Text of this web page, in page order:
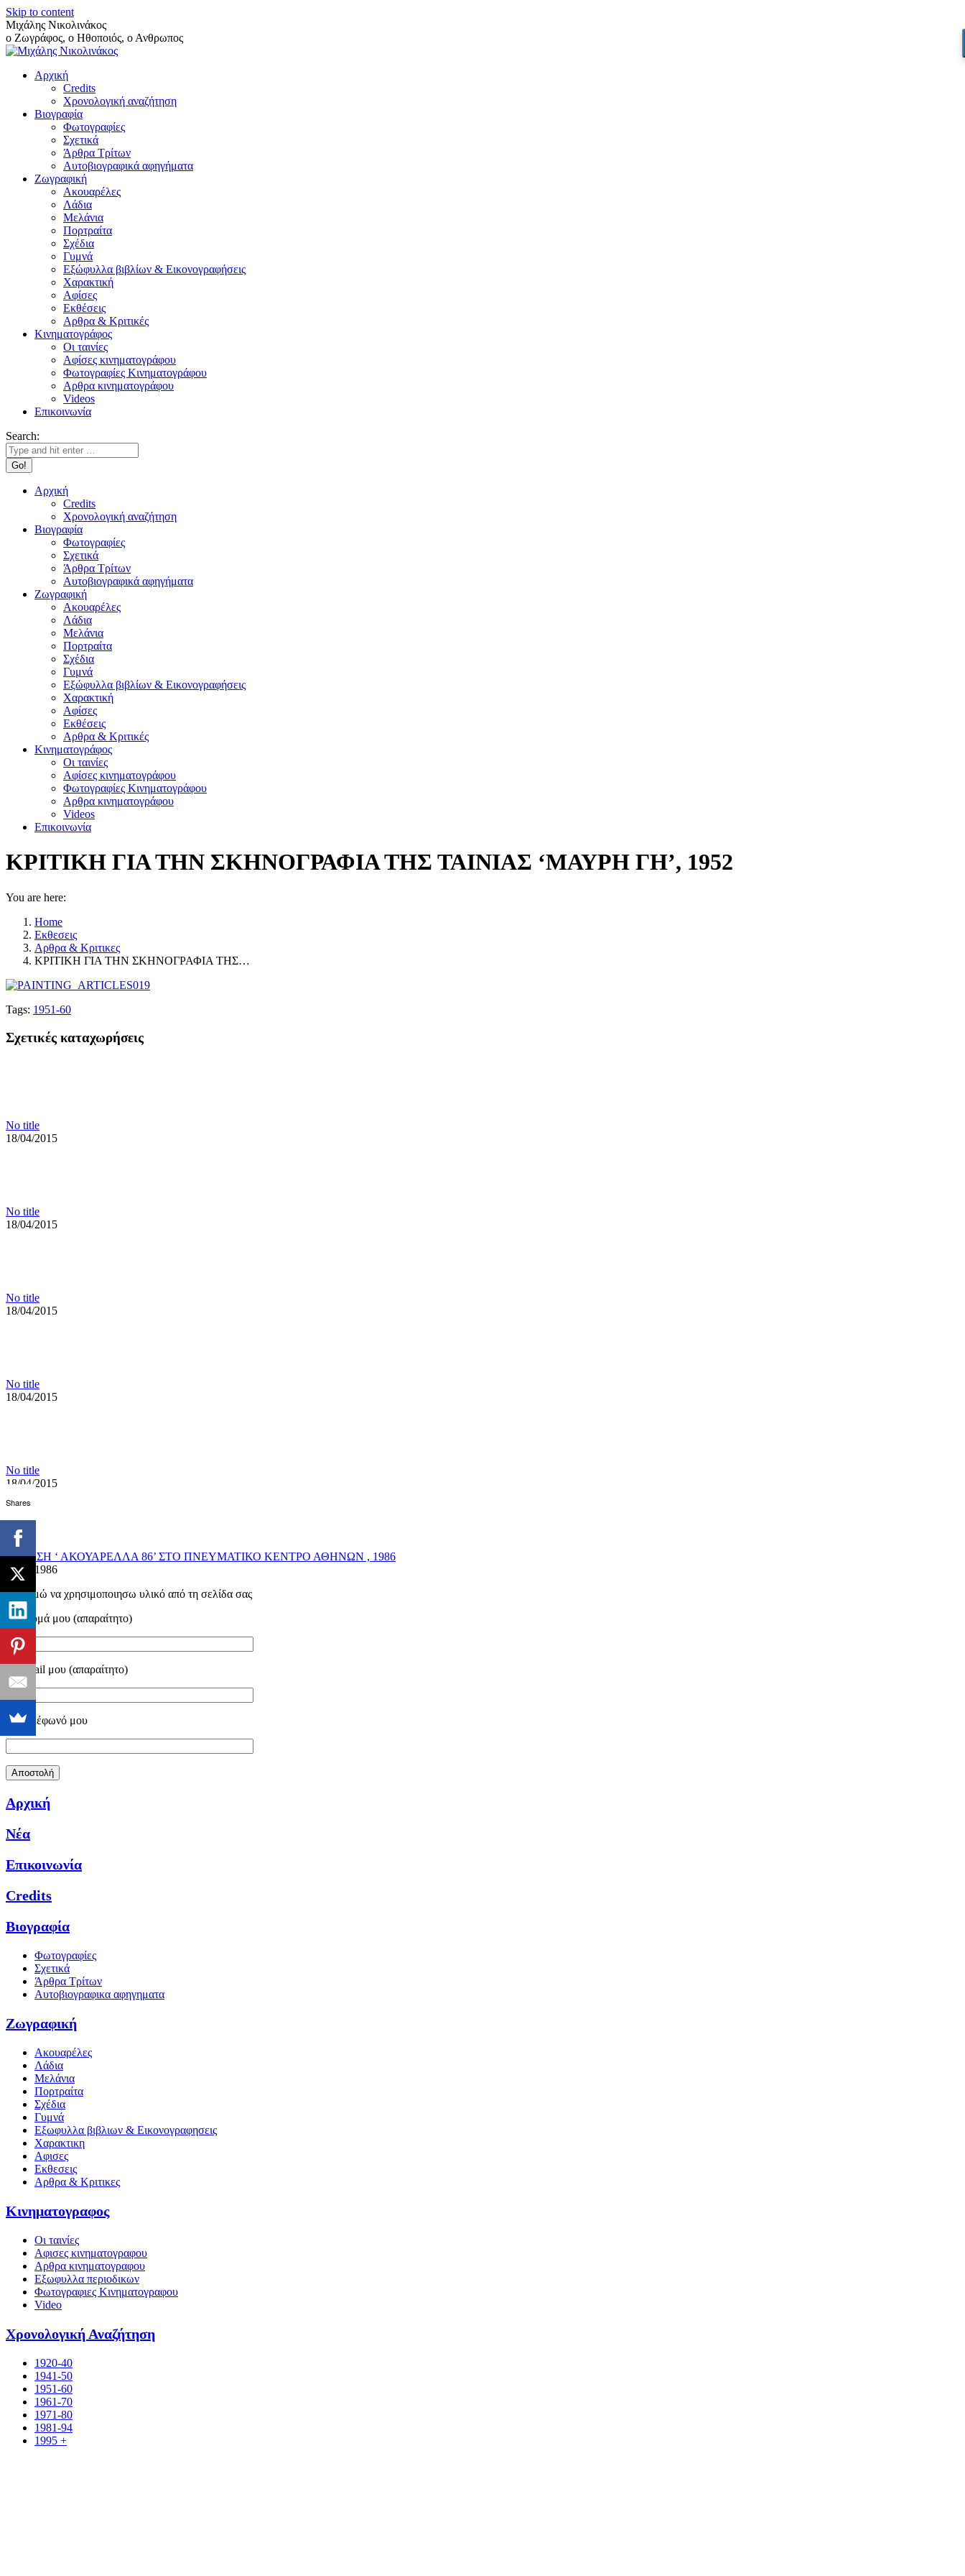
Skip to content
Μιχάλης Νικολινάκος
ο Ζωγράφος, ο Ηθοποιός, ο Ανθρωπος
Αρχική
Credits
Χρονολογική αναζήτηση
Βιογραφία
Φωτογραφίες
Σχετικά
Άρθρα Τρίτων
Αυτοβιογραφικά αφηγήματα
Ζωγραφική
Ακουαρέλες
Λάδια
Μελάνια
Πορτραίτα
Σχέδια
Γυμνά
Εξώφυλλα βιβλίων & Εικονογραφήσεις
Χαρακτική
Αφίσες
Εκθέσεις
Αρθρα & Κριτικές
Κινηματογράφος
Οι ταινίες
Αφίσες κινηματογράφου
Φωτογραφίες Κινηματογράφου
Αρθρα κινηματογράφου
Videos
Επικοινωνία
Search:
Αρχική
Credits
Χρονολογική αναζήτηση
Βιογραφία
Φωτογραφίες
Σχετικά
Άρθρα Τρίτων
Αυτοβιογραφικά αφηγήματα
Ζωγραφική
Ακουαρέλες
Λάδια
Μελάνια
Πορτραίτα
Σχέδια
Γυμνά
Εξώφυλλα βιβλίων & Εικονογραφήσεις
Χαρακτική
Αφίσες
Εκθέσεις
Αρθρα & Κριτικές
Κινηματογράφος
Οι ταινίες
Αφίσες κινηματογράφου
Φωτογραφίες Κινηματογράφου
Αρθρα κινηματογράφου
Videos
Επικοινωνία
ΚΡΙΤΙΚΗ ΓΙΑ ΤΗΝ ΣΚΗΝΟΓΡΑΦΙΑ ΤΗΣ ΤΑΙΝΙΑΣ ‘ΜΑΥΡΗ ΓΗ’, 1952
You are here:
Home
Εκθεσεις
Αρθρα & Κριτικες
ΚΡΙΤΙΚΗ ΓΙΑ ΤΗΝ ΣΚΗΝΟΓΡΑΦΙΑ ΤΗΣ…
Tags: 1951-60
Σχετικές καταχωρήσεις
No title
18/04/2015
No title
18/04/2015
No title
18/04/2015
No title
18/04/2015
No title
18/04/2015
ΕΚΘΕΣΗ ‘ ΑΚΟΥΑΡΕΛΛΑ 86’ ΣΤΟ ΠΝΕΥΜΑΤΙΚΟ ΚΕΝΤΡΟ ΑΘΗΝΩΝ , 1986
28/04/1986
Επιθυμώ να χρησιμοποιησω υλικό από τη σελίδα σας
Το όνομά μου (απαραίτητο)
Το email μου (απαραίτητο)
Το τηλέφωνό μου
Αρχική
Νέα
Επικοινωνία
Credits
Βιογραφία
Φωτογραφίες
Σχετικά
Άρθρα Τρίτων
Αυτοβιογραφικα αφηγηματα
Ζωγραφική
Ακουαρέλες
Λάδια
Μελάνια
Πορτραίτα
Σχέδια
Γυμνά
Εξωφυλλα βιβλιων & Εικονογραφησεις
Χαρακτικη
Αφισες
Εκθεσεις
Αρθρα & Κριτικες
Κινηματογραφος
Οι ταινίες
Αφισες κινηματογραφου
Αρθρα κινηματογραφου
Εξωφυλλα περιοδικων
Φωτογραφιες Κινηματογραφου
Video
Χρονολογική Αναζήτηση
1920-40
1941-50
1951-60
1961-70
1971-80
1981-94
1995 +
Shares